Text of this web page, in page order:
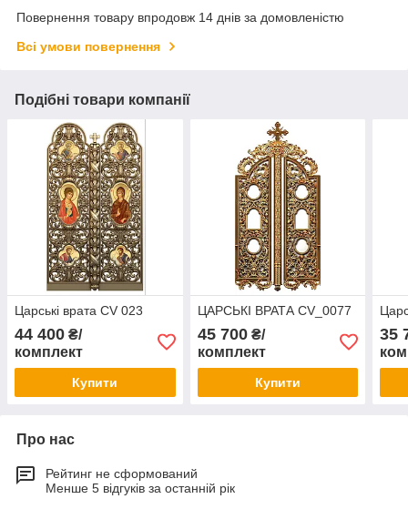
Повернення товару впродовж 14 днів за домовленістю
Всі умови повернення
Подібні товари компанії
Царські врата CV 023
44 400 ₴/
комплект
Купити
ЦАРСЬКІ ВРАТА CV_0077
45 700₴/
комплект
Купити
35
Про нас
Рейтинг не сформований
Менше 5 відгуків за останній рік